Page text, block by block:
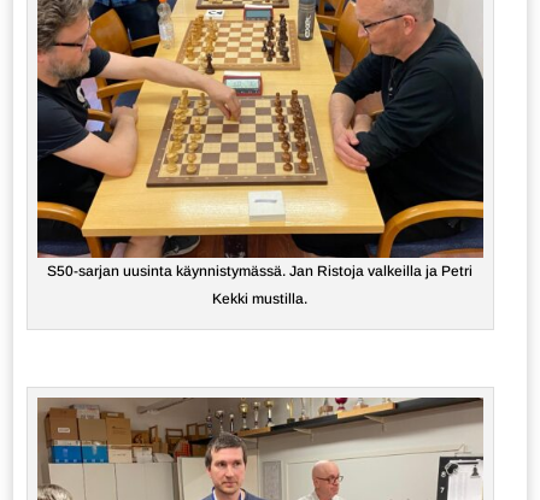
S50-sarjan uusinta käynnistymässä. Jan Ristoja valkeilla ja Petri
Kekki mustilla.